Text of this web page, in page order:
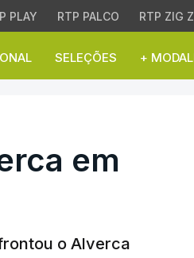
PLAY RTP PALCO RTP ZIG
SELEÇÕES +
em jogo
em
o Alverca